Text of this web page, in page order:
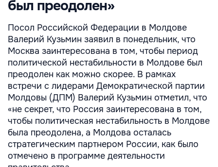
был преодолен»
Посол Российской Федерации в Молдове
Валерий Кузьмин заявил в понедельник, что
Москва заинтересована в том, чтобы период
политической нестабильности в Молдове был
преодолен как можно скорее. В рамках
встречи с лидерами Демократической партии
Молдовы (ДПМ) Валерий Кузьмин отметил, что
«не секрет, что Россия заинтересована в том,
чтобы политическая нестабильность в Молдове
была преодолена, а Молдова осталась
стратегическим партнером России, как было
отмечено в программе деятельности